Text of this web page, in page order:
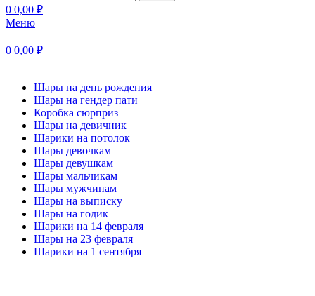
0 0,00 ₽
Меню
0 0,00 ₽
Шары на день рождения
Шары на гендер пати
Коробка сюрприз
Шары на девичник
Шарики на потолок
Шары девочкам
Шары девушкам
Шары мальчикам
Шары мужчинам
Шары на выписку
Шары на годик
Шарики на 14 февраля
Шары на 23 февраля
Шарики на 1 сентября